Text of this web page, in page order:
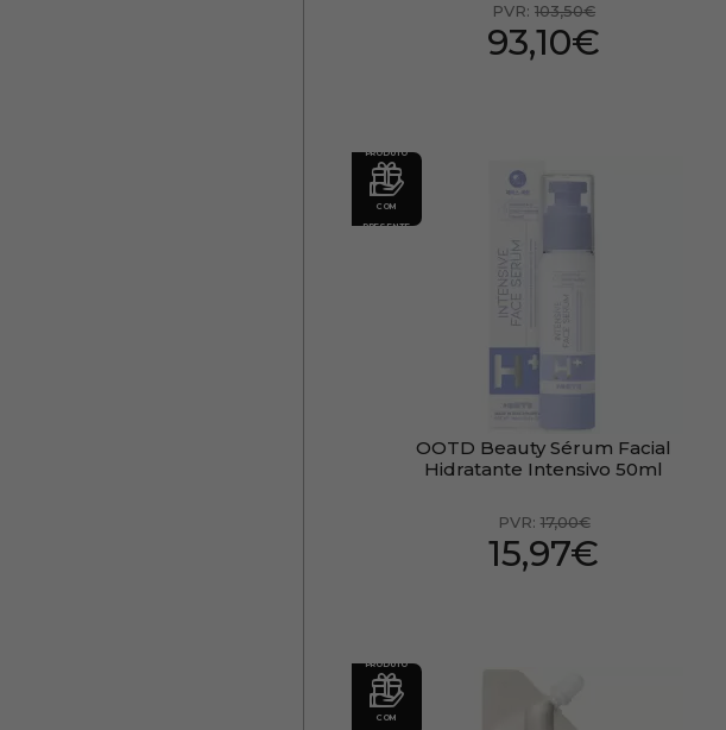
PVR:103,50€
93,10€
PRODUTO
COM
PRESENTE
OOTD Beauty Sérum Facial
Hidratante Intensivo 50ml
PVR: 17,00€
15,97€
PRODUTO
COM